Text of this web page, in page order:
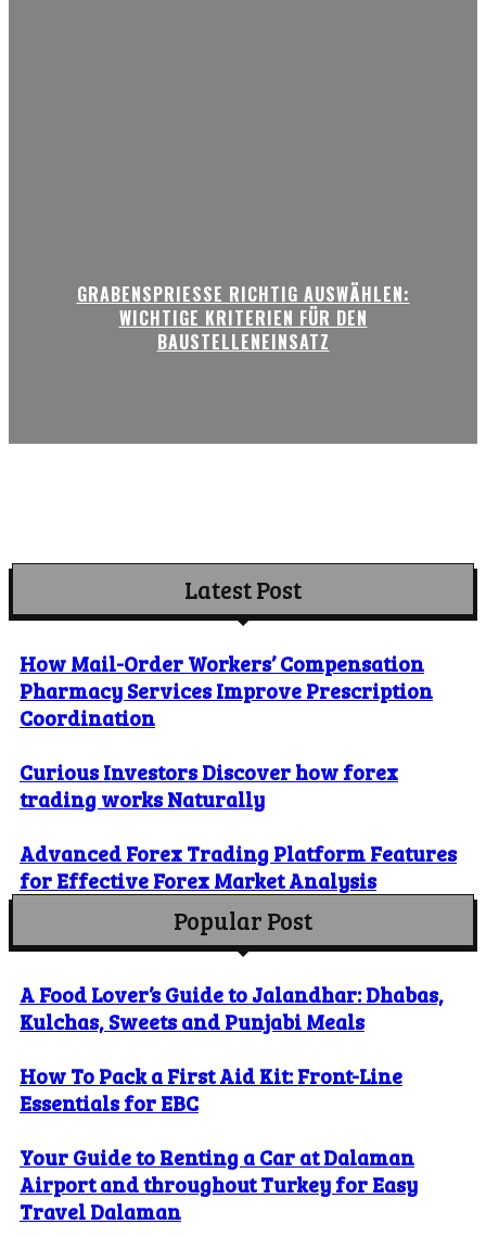
GRABENSPRIESSE RICHTIG AUSWÄHLEN:
WICHTIGE KRITERIEN FÜR DEN
BAUSTELLENEINSATZ
Latest Post
How Mail-Order Workers’ Compensation
Pharmacy Services Improve Prescription
Coordination
Curious Investors Discover how forex
trading works Naturally
Advanced Forex Trading Platform Features
for Effective Forex Market Analysis
Popular Post
A Food Lover’s Guide to Jalandhar: Dhabas,
Kulchas, Sweets and Punjabi Meals
How To Pack a First Aid Kit: Front-Line
Essentials for EBC
Your Guide to Renting a Car at Dalaman
Airport and throughout Turkey for Easy
Travel Dalaman